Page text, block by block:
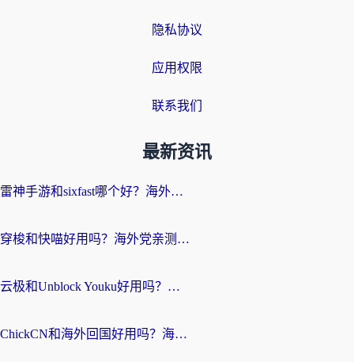
隐私协议
应用权限
联系我们
最新资讯
雷神手游和sixfast哪个好？海外党亲测3款回国加速器，教你选对不踩坑
穿梭和快喵好用吗？海外党亲测：小众加速器对比+番茄加速器深度体验
云极和Unblock Youku好用吗？海外党亲测+2026回国加速器避坑指南
ChickCN和海外回国好用吗？海外党2026亲测：从手游到影音，选对加速器的3个关键